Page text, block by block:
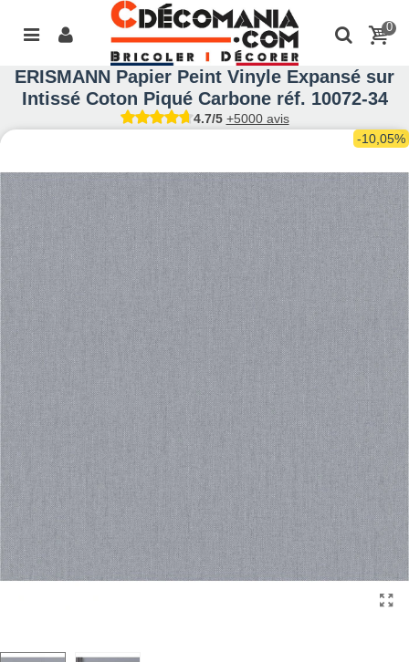
0
ERISMANN Papier Peint Vinyle Expansé sur
Intissé Coton Piqué Carbone réf. 10072-34
4.7/5 +5000 avis
-10,05%